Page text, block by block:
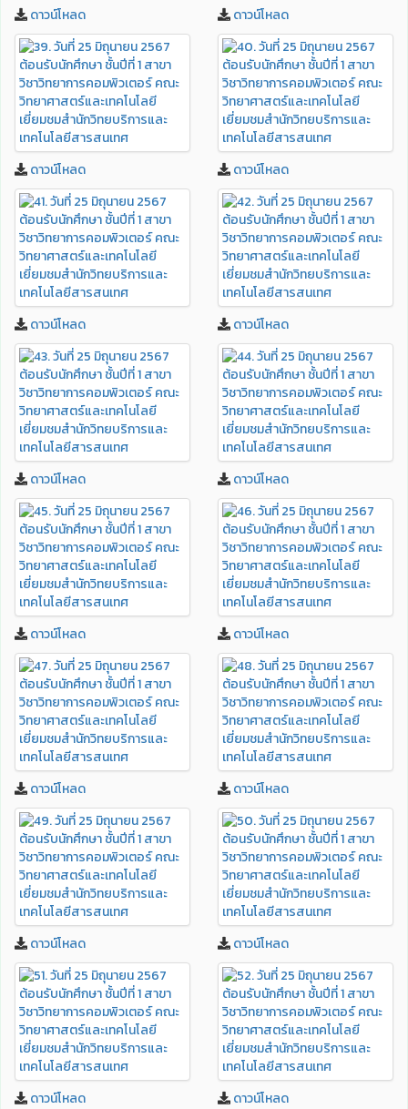
ดาวน์โหลด ดาวน์โหลด
ดาวน์โหลด ดาวน์โหลด
ดาวน์โหลด ดาวน์โหลด
ดาวน์โหลด ดาวน์โหลด
ดาวน์โหลด ดาวน์โหลด
ดาวน์โหลด ดาวน์โหลด
ดาวน์โหลด ดาวน์โหลด
ดาวน์โหลด ดาวน์โหลด